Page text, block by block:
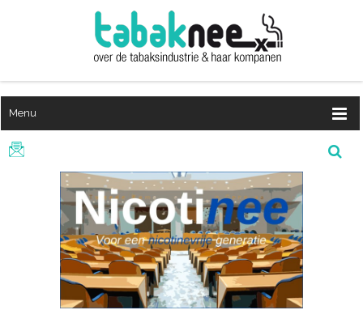
Menu